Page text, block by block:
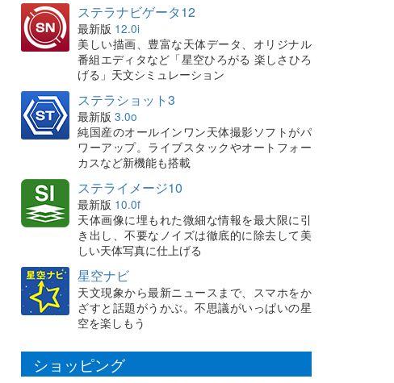
ステラナビゲータ12
最新版 12.0i
美しい描画、豊富な天体データ、オリジナル
番組エディタなど「星空ひろがる 楽しさひろ
げる」天文シミュレーション
ステラショット3
最新版 3.0o
純国産のオールインワン天体撮影ソフトがパ
ワーアップ。ライブスタックやオートフォー
カスなど新機能も搭載
ステライメージ10
最新版 10.0f
天体画像に埋もれた微細な情報を最大限に引
き出し、不要なノイズは徹底的に除去して美
しい天体写真に仕上げる
星空ナビ
天文現象から最新ニュースまで、スマホをか
ざすと話題がうかぶ。不思議がいっぱいの星
空を楽しもう
ショッピング